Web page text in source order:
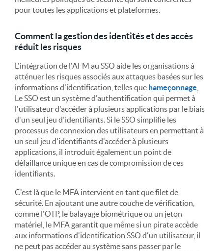
pour toutes les applications et plateformes.
Comment la gestion des identités et des accès
réduit les risques
L'intégration de l'AFM au SSO aide les organisations à
atténuer les risques associés aux attaques basées sur les
informations d'identification, telles que hameçonnage
Le SSO est un système d'authentification qui permet à
l'utilisateur d'accéder à plusieurs applications par le biais
d'un seul jeu d'identifiants. Si le SSO simplifie les
processus de connexion des utilisateurs en permettant à
un seul jeu d'identifiants d'accéder à plusieurs
applications, il introduit également un point de
défaillance unique en cas de compromission de ces
identifiants.
C'est là que le MFA intervient en tant que filet de
sécurité. En ajoutant une autre couche de vérification,
comme l'OTP, le balayage biométrique ou un jeton
matériel, le MFA garantit que même si un pirate accède
aux informations d'identification SSO d'un utilisateur, il
ne peut pas accéder au système sans passer par le